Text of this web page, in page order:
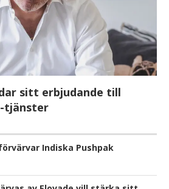
sitt erbjudande till
tjänster
Indiska Pushpak